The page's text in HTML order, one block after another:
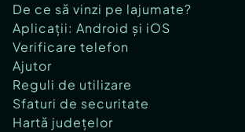
De ce să vinzi pe lajumate?
Aplicații: Android și iOS
Verificare telefon
Ajutor
Reguli de utilizare
Sfaturi de securitate
Hartă județelor